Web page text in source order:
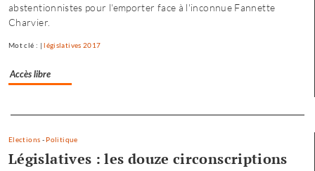
où
abstentionnistes pour l'emporter face à l'inconnue Fannette
Charvier.
Mot clé : |législatives 2017
Accès libre
Separateur
Elections - Politique
Législatives : les douze circonscriptions